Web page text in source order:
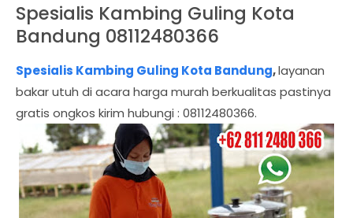
Spesialis Kambing Guling Kota
Bandung 08112480366
Spesialis Kambing Guling Kota Bandung,layanan
bakar utuh di acara harga murah berkualitas pastinya
gratis ongkos kirim hubungi : 08112480366.